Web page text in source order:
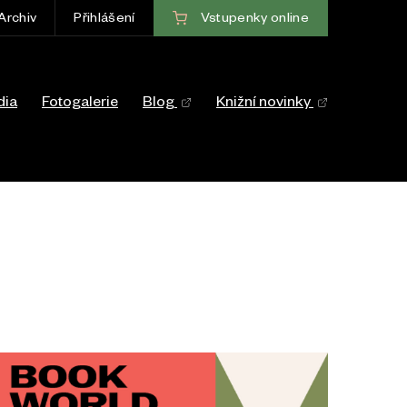
Přihlášení Vstupenky online
Fotogalerie Blog Knižní novinky